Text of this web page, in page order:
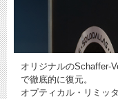
オリジナルのSchaffer-
で徹底的に復元。
オプティカル・リミッ